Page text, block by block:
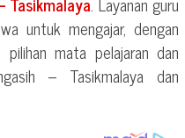
untuk mengajar, dengan
mata pelajaran dan
– Tasikmalaya dan